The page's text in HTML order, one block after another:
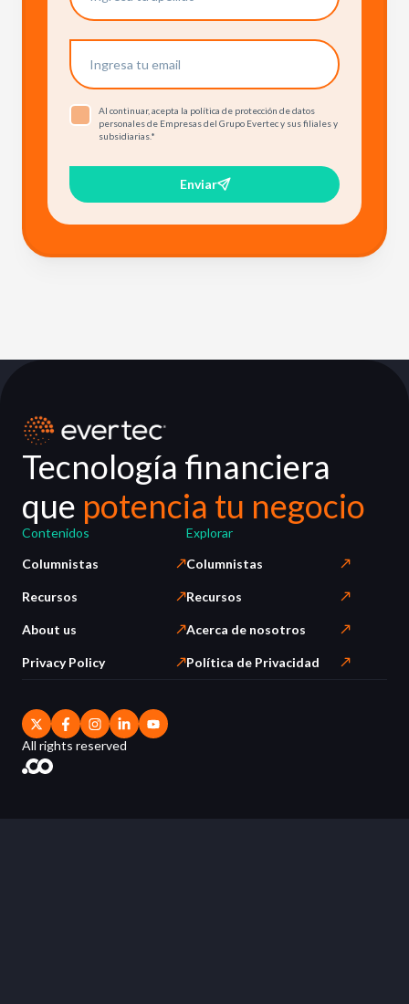
Al continuar, acepta la política de protección de datos
personales de Empresas del Grupo Evertec y sus filiales y
subsidiarias.*
Enviar
Tecnología financiera
que potencia tu negocio
Contenidos
Columnistas
Recursos
About us
Privacy Policy
Explorar
Columnistas
Recursos
Acerca de nosotros
Política de Privacidad
All rights reserved